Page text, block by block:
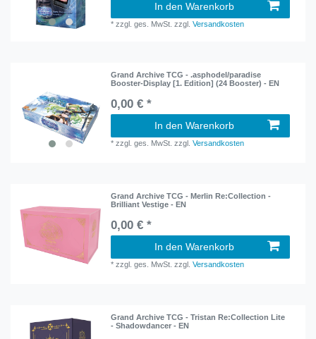
In den Warenkorb
*zzgl. ges. MwSt. zzgl.Versandkosten
Grand Archive TCG - .asphodel/paradise
Booster-Display [1. Edition] (24 Booster) - EN
0,00 € *
In den Warenkorb
*zzgl. ges. MwSt. zzgl.Versandkosten
Grand Archive TCG - Merlin Re:Collection -
Brilliant Vestige - EN
0,00 € *
In den Warenkorb
*zzgl. ges. MwSt. zzgl.Versandkosten
Grand Archive TCG - Tristan Re:Collection Lite
- Shadowdancer - EN